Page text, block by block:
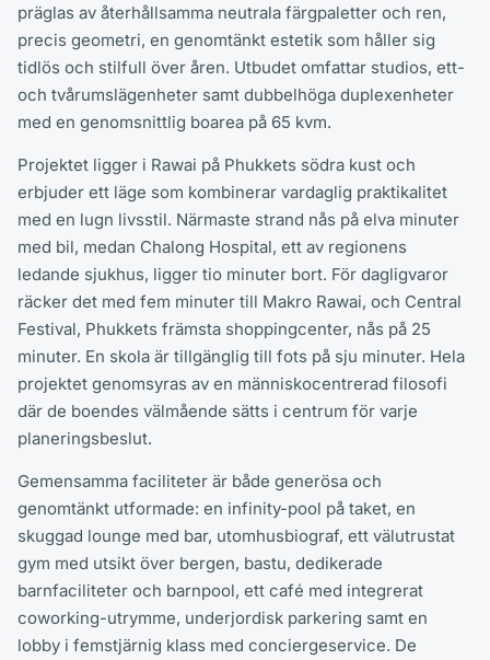
präglas av återhållsamma neutrala färgpaletter och ren,
precis geometri, en genomtänkt estetik som håller sig
tidlös och stilfull över åren. Utbudet omfattar studios, ett-
och tvårumslägenheter samt dubbelhöga duplexenheter
med en genomsnittlig boarea på 65 kvm.
Projektet ligger i Rawai på Phukkets södra kust och
erbjuder ett läge som kombinerar vardaglig praktikalitet
med en lugn livsstil. Närmaste strand nås på elva minuter
med bil, medan Chalong Hospital, ett av regionens
ledande sjukhus, ligger tio minuter bort. För dagligvaror
räcker det med fem minuter till Makro Rawai, och Central
Festival, Phukkets främsta shoppingcenter, nås på 25
minuter. En skola är tillgänglig till fots på sju minuter. Hela
projektet genomsyras av en människocentrerad filosofi
där de boendes välmående sätts i centrum för varje
planeringsbeslut.
Gemensamma faciliteter är både generösa och
genomtänkt utformade: en infinity-pool på taket, en
skuggad lounge med bar, utomhusbiograf, ett välutrustat
gym med utsikt över bergen, bastu, dedikerade
barnfaciliteter och barnpool, ett café med integrerat
coworking-utrymme, underjordisk parkering samt en
lobby i femstjärnig klass med conciergeservice. De